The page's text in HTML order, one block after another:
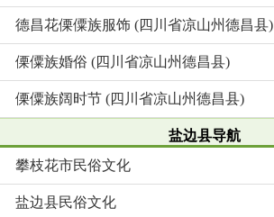
德昌花傈僳族服饰 (四川省凉山州德昌县)
傈僳族婚俗 (四川省凉山州德昌县)
傈僳族阔时节 (四川省凉山州德昌县)
盐边县导航
攀枝花市民俗文化
盐边县民俗文化